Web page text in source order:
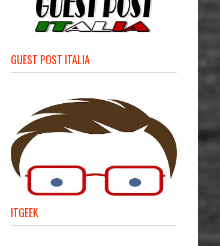
GUEST POST ITALIA
ITGEEK